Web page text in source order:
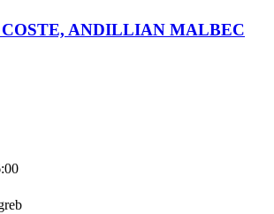
ANDILLIAN MALBEC